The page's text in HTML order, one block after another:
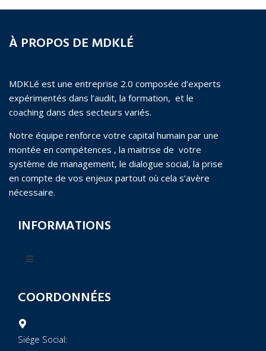
À PROPOS DE MDKLÉ
MDKLé est une entreprise 2.0 composée d’experts
expérimentés dans l’audit, la formation, et le
coaching dans des secteurs variés.
Notre équipe renforce votre capital humain par une
montée en compétences , la maitrise de votre
système de management, le dialogue social, la prise
en compte de vos enjeux partout où cela s’avère
nécessaire.
INFORMATIONS
COORDONNÉES
Siége Social: